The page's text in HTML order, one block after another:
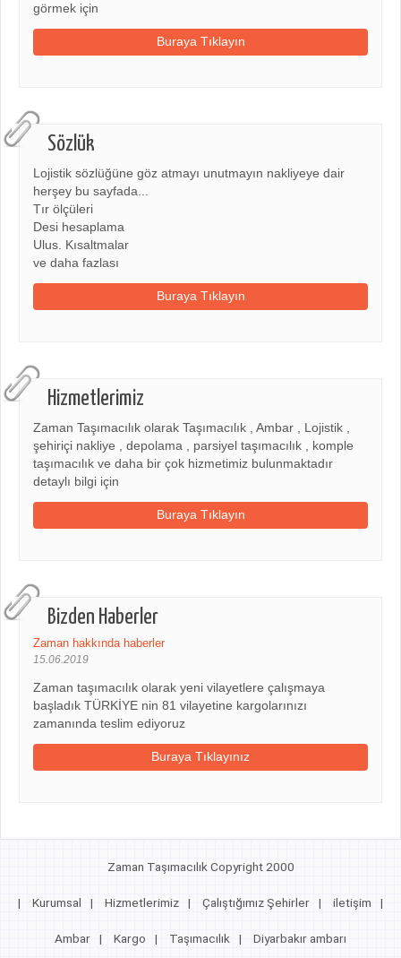
görmek için
Buraya Tıklayın
Sözlük
Lojistik sözlüğüne göz atmayı unutmayın nakliyeye dair
herşey bu sayfada...
Tır ölçüleri
Desi hesaplama
Ulus. Kısaltmalar
ve daha fazlası
Buraya Tıklayın
Hizmetlerimiz
Zaman Taşımacılık olarak Taşımacılık , Ambar , Lojistik ,
şehiriçi nakliye , depolama , parsiyel taşımacılık , komple
taşımacılık ve daha bir çok hizmetimiz bulunmaktadır
detaylı bilgi için
Buraya Tıklayın
Bizden Haberler
Zaman hakkında haberler
15.06.2019
Zaman taşımacılık olarak yeni vilayetlere çalışmaya
başladık TÜRKİYE nin 81 vilayetine kargolarınızı
zamanında teslim ediyoruz
Buraya Tıklayınız
Zaman Taşımacılık Copyright 2000
| Kurumsal | Hizmetlerimiz | Çalıştığımız Şehirler | iletişim |
Ambar | Kargo | Taşımacılık | Diyarbakır ambarı